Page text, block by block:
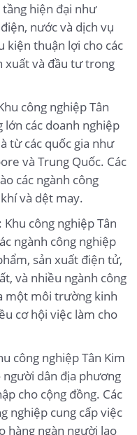
hiện đại như
nước và dịch vụ
kiện thuận lợi cho các
xuất và đầu tư trong
công nghiệp Tân
các doanh nghiệp
từ các quốc gia như
và Trung Quốc. Các
các ngành công
và dệt may.
công nghiệp Tân
ngành công nghiệp
sản xuất điện tử,
và nhiều ngành công
một môi trường kinh
cơ hội việc làm cho
công nghiệp Tân Kim
dân địa phương
cho cộng đồng. Các
nghiệp cung cấp việc
hàng ngàn người lao